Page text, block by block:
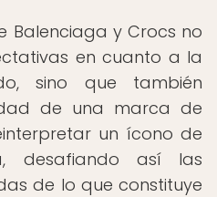
Balenciaga y Crocs no
en cuanto a la
sino que también
de una marca de
un ícono de
desafiando así las
de lo que constituye